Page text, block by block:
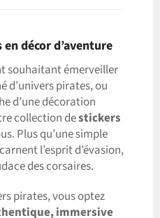
décor d’aventure
souhaitant émerveiller
d’univers pirates, ou
d’une décoration
collection destickers
Plus qu’une simple
l’esprit d’évasion,
des corsaires.
pirates, vous optez
immersive